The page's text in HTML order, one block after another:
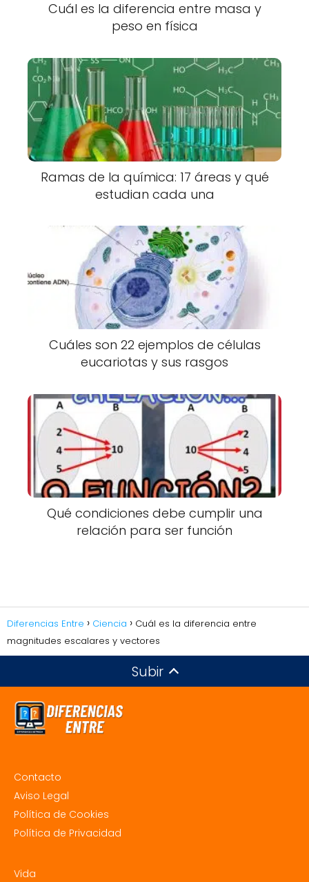
Cuál es la diferencia entre masa y
peso en física
Ramas de la química: 17 áreas y qué
estudian cada una
Cuáles son 22 ejemplos de células
eucariotas y sus rasgos
Qué condiciones debe cumplir una
relación para ser función
Diferencias Entre Ciencia
Cuál es la diferencia entre
magnitudes escalares y vectores
Subir
Contacto
Aviso Legal
Política de Cookies
Política de Privacidad
Vida